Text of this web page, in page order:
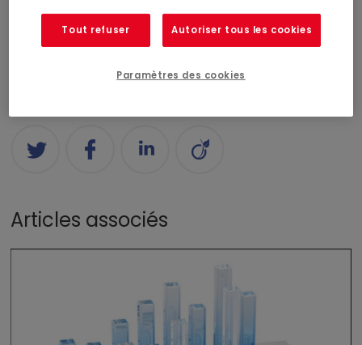
FINANCE PALMARÈS NOMINATION
Articles associés
Tout refuser Autoriser tous les cookies
Paramètres des cookies